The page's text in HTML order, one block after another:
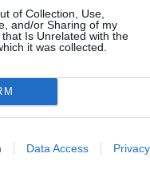
of Collection, Use,
and/or Sharing of my
Is Unrelated with the
it was collected.
Data Access
CORRUPCIÓN
sanchista.
delante de La
es un criminal”